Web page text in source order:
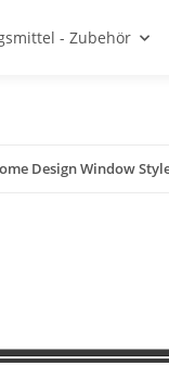
- Zubehör
Design Window